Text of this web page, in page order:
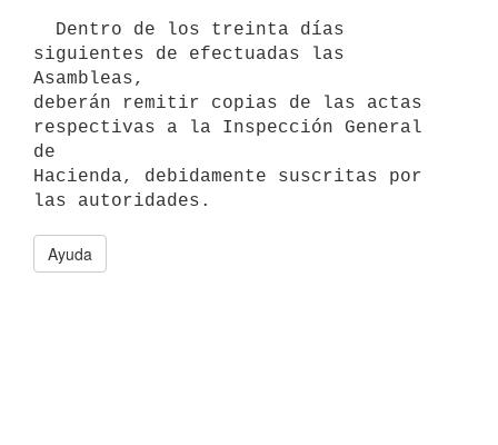
siguientes de efectuadas las
Asambleas,
deberán remitir copias de las actas
respectivas a la Inspección General
de
Hacienda, debidamente suscritas por
Ayuda